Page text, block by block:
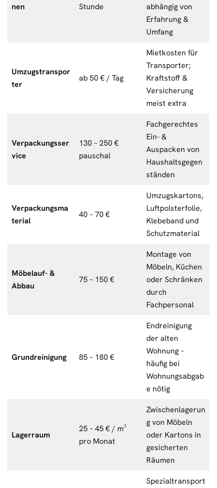
nen
Stunde
abhängig von
Erfahrung &
Umfang
Umzugstranspor
ter
ab 50 € / Tag
Mietkosten für
Transporter;
Kraftstoff &
Versicherung
meist extra
Verpackungsser
vice
130 – 250 €
pauschal
Fachgerechtes
Ein- &
Auspacken von
Haushaltsgegen
ständen
Verpackungsma
terial
40 – 70 €
Umzugskartons,
Luftpolsterfolie,
Klebeband und
Schutzmaterial
Möbelauf- &
Abbau
75 – 150 €
Montage von
Möbeln, Küchen
oder Schränken
durch
Fachpersonal
Grundreinigung 85 – 180 €
Endreinigung
der alten
Wohnung –
häufig bei
Wohnungsabgab
e nötig
Lagerraum
25 – 45 € / m³
pro Monat
Zwischenlagerun
g von Möbeln
oder Kartons in
gesicherten
Räumen
Spezialtransport